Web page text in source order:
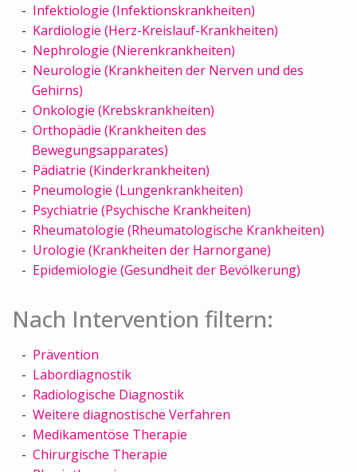
Infektiologie (Infektionskrankheiten)
Kardiologie (Herz-Kreislauf-Krankheiten)
Nephrologie (Nierenkrankheiten)
Neurologie (Krankheiten der Nerven und des
Gehirns)
Onkologie (Krebskrankheiten)
Orthopädie (Krankheiten des
Bewegungsapparates)
Pädiatrie (Kinderkrankheiten)
Pneumologie (Lungenkrankheiten)
Psychiatrie (Psychische Krankheiten)
Rheumatologie (Rheumatologische Krankheiten)
Urologie (Krankheiten der Harnorgane)
Epidemiologie (Gesundheit der Bevölkerung)
Nach Intervention filtern:
Prävention
Labordiagnostik
Radiologische Diagnostik
Weitere diagnostische Verfahren
Medikamentöse Therapie
Chirurgische Therapie